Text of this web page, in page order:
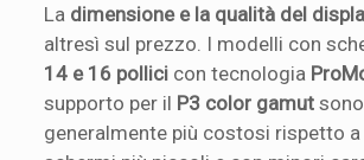
La dimensione e la qualità del
altresì sul prezzo. I modelli con
14 e 16 pollici con tecnologia
supporto per il P3 color gamut sono
generalmente più costosi rispetto